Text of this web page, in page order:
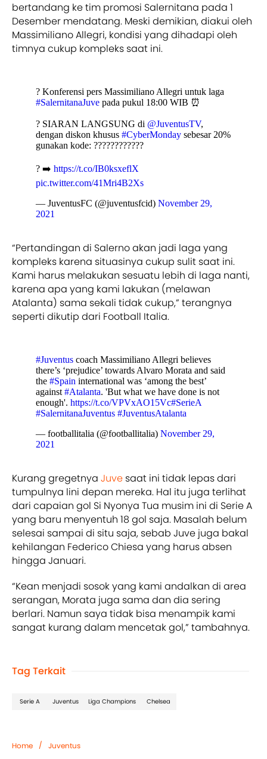
bertandang ke tim promosi Salernitana pada 1
Desember mendatang. Meski demikian, diakui oleh
Massimiliano Allegri, kondisi yang dihadapi oleh
timnya cukup kompleks saat ini.
? Konferensi pers Massimiliano Allegri untuk laga
#SalernitanaJuve pada pukul 18:00 WIB ⏰
? SIARAN LANGSUNG di @JuventusTV,
dengan diskon khusus #CyberMonday sebesar 20%
gunakan kode: ????????????
? ➡️ https://t.co/IB0ksxeflX
pic.twitter.com/41Mri4B2Xs
— JuventusFC (@juventusfcid) November 29,
2021
“Pertandingan di Salerno akan jadi laga yang
kompleks karena situasinya cukup sulit saat ini.
Kami harus melakukan sesuatu lebih di laga nanti,
karena apa yang kami lakukan (melawan
Atalanta) sama sekali tidak cukup,” terangnya
seperti dikutip dari Football Italia.
#Juventus coach Massimiliano Allegri believes
there’s ‘prejudice’ towards Alvaro Morata and said
the #Spain international was ‘among the best’
against #Atalanta. 'But what we have done is not
enough'. https://t.co/VPVxAO15Vc#SerieA
#SalernitanaJuventus #JuventusAtalanta
— footballitalia (@footballitalia) November 29,
2021
Kurang gregetnya Juve saat ini tidak lepas dari
tumpulnya lini depan mereka. Hal itu juga terlihat
dari capaian gol Si Nyonya Tua musim ini di Serie A
yang baru menyentuh 18 gol saja. Masalah belum
selesai sampai di situ saja, sebab Juve juga bakal
kehilangan Federico Chiesa yang harus absen
hingga Januari.
“Kean menjadi sosok yang kami andalkan di area
serangan, Morata juga sama dan dia sering
berlari. Namun saya tidak bisa menampik kami
sangat kurang dalam mencetak gol,” tambahnya.
Tag Terkait
Serie A Juventus Liga Champions Chelsea
Home / Juventus